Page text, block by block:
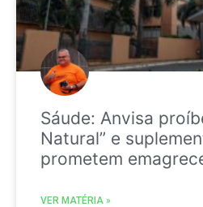
Sáude: Anvisa
Natural” e
prometem
VER MATÉRIA »